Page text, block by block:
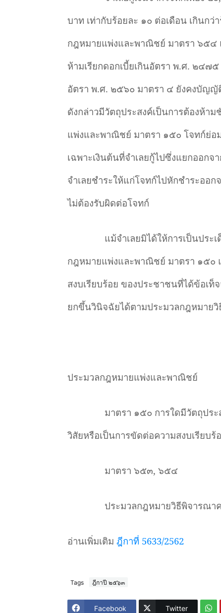
บาท เท่ากับร้อยละ ๑๐ ต่อเดือน เกินก
กฎหมายแพ่งและพาณิชย์ มาตรา ๖๕๔
ห้ามเรียกดอกเบี้ยเกินอัตรา พ.ศ. ๒๔๗
อัตรา พ.ศ. ๒๕๖๐ มาตรา ๔ ยังคงบัญญั
ดังกล่าวมีวัตถุประสงค์เป็นการต้องห้า
แพ่งและพาณิชย์ มาตรา ๑๕๐ โจทก์ย่อม
เฉพาะเงินต้นที่จำเลยกู้ไปซึ่งแยกออก
จำเลยชำระให้แก่โจทก์ไปหักชำระออก
ไม่ต้องรับผิดต่อโจทก์
แม้จำเลยมิได้ให้การเป็นประ
กฎหมายแพ่งและพาณิชย์ มาตรา ๑๕๐
สงบเรียบร้อย ของประชาชนที่ได้ข้อเท็
ยกขึ้นวินิจฉัยได้ตามประมวลกฎหมาย
ประมวลกฎหมายแพ่งและพาณิชย์
มาตรา ๑๕๐ การใดมีวัตถุปร
วิสัยหรือเป็นการขัดต่อความสงบเรียบ
มาตรา ๖๕๓, ๖๕๔
ประมวลกฎหมายวิธีพิจารณา
อ่านเพิ่มเติม ฎีกาที่ 5633/2562
Tags ฎีกาปี ๒๕๖๓
Facebook Twitter